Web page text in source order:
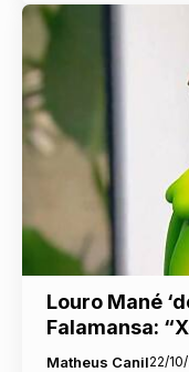
Louro Mané
Falamansa:
Matheus Canil22/